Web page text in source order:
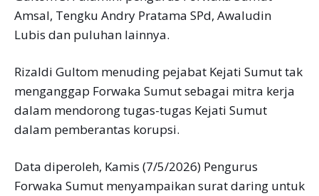
Amsal, Tengku Andry Pratama SPd, Awaludin
Lubis dan puluhan lainnya.
Rizaldi Gultom menuding pejabat Kejati Sumut tak
menganggap Forwaka Sumut sebagai mitra kerja
dalam mendorong tugas-tugas Kejati Sumut
dalam pemberantas korupsi.
Data diperoleh, Kamis (7/5/2026) Pengurus
Forwaka Sumut menyampaikan surat daring untuk